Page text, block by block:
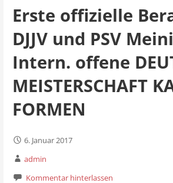
Erste offizielle
DJJV und PSV
Intern. offene
MEISTERSCHAFT
FORMEN
6. Januar 2017
admin
Kommentar hinterlassen